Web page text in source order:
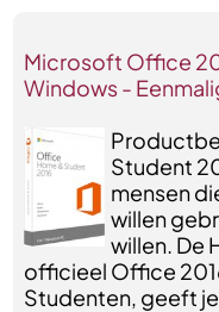
Microsoft Office
Windows -
Student
mensen
willen
willen. De
officieel Office
Studenten, geeft